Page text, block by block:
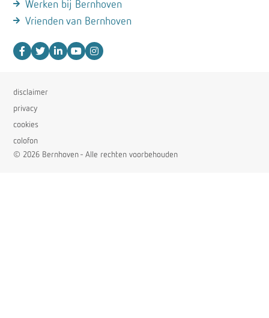
Werken bij Bernhoven
Vrienden van Bernhoven
disclaimer
privacy
cookies
colofon
© 2026 Bernhoven - Alle rechten voorbehouden